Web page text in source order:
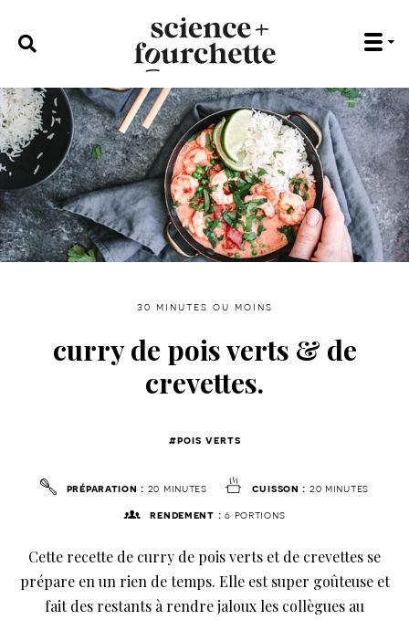
rechercher :
30 minutes ou moins
curry de pois verts & de
crevettes.
#pois verts
préparation : 20 minutes cuisson : 20 minutes
rendement : 6 portions
Cette recette de curry de pois verts et de crevettes se
prépare en un rien de temps. Elle est super goûteuse et
fait des restants à rendre jaloux les collègues au